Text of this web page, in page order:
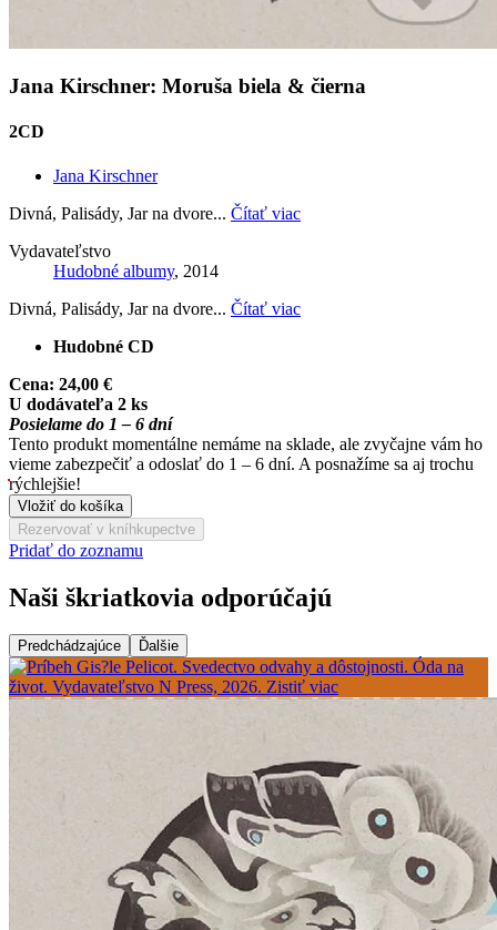
Jana Kirschner: Moruša biela & čierna
2CD
Jana Kirschner
Divná, Palisády, Jar na dvore... Čítať viac
Vydavateľstvo
Hudobné albumy, 2014
Divná, Palisády, Jar na dvore... Čítať viac
Hudobné CD
Cena: 24,00 €
U dodávateľa 2 ks
Posielame do 1 – 6 dní
Tento produkt momentálne nemáme na sklade, ale zvyčajne vám ho
vieme zabezpečiť a odoslať do 1 – 6 dní. A posnažíme sa aj trochu
rýchlejšie!
Vložiť do košíka
Rezervovať v kníhkupectve
Pridať do zoznamu
Naši škriatkovia odporúčajú
Predchádzajúce Ďalšie